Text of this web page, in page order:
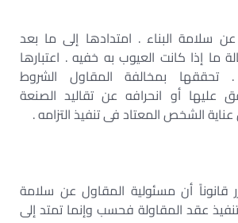
سلامة البناء . امتدادها إلى ما بعد
ما إذا كانت العيوب به خفيه . اعتبارها
تحققها بمخالفة المقاول الشروط
عليها أو انحرافه عن تقاليد الصنعة
الشخص المعتاد فى تنفيذ التزامه .
قانوناً أن مسئولية المقاول عن سلامة
تنفيذ عقد المقاولة فحسب وإنما تمتد إلى